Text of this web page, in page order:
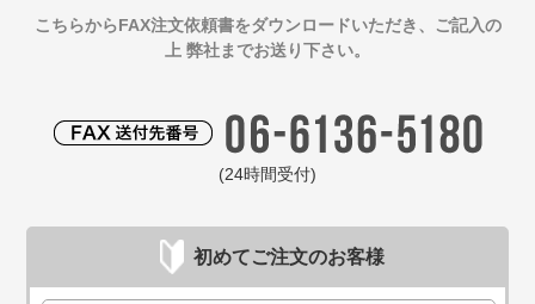
こちらからFAX注文依頼書をダウンロードいただき、ご記入の
上 弊社までお送り下さい。
(24時間受付)
初めてご注文のお客様